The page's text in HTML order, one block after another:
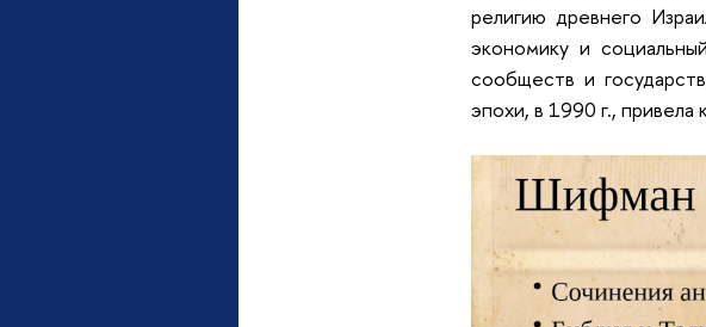
религию древнего
экономику и
сообществ и
эпохи, в 1990 г.,